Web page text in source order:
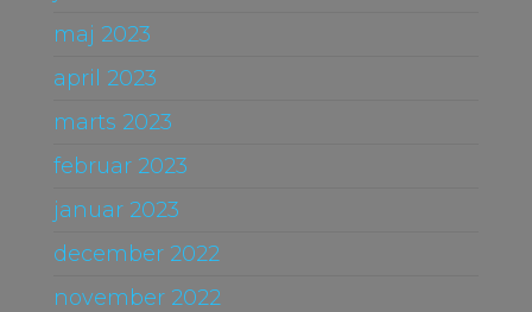
maj 2023
april 2023
marts 2023
februar 2023
januar 2023
december 2022
november 2022